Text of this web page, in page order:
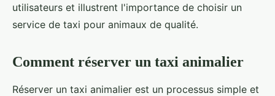
utilisateurs et illustrent l'importance de choisir un
service de taxi pour animaux de qualité.
Comment réserver un taxi animalier
Réserver un taxi animalier est un processus simple et